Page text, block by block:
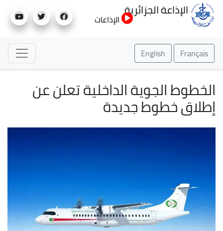
إلى
الإذاعة الجزائرية
الإذاعات
Français
English
الخطوط الجوية الداخلية تعلن عن
إطلاق خطوط جديدة